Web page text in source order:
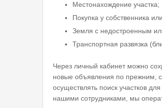
Местонахождение участка;
Покупка у собственника
Земля с недостроенным
Транспортная развязка
Через личный кабинет можно
новые объявления по прежним,
осуществлять поиск участков
нашими сотрудниками, мы